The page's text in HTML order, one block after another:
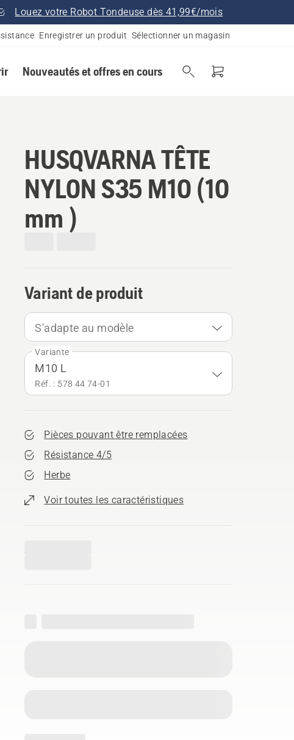
Louez votre Robot Tondeuse dès 41,99€/mois
Enregistrer un produit Sélectionner un magasin
Nouveautés et offres en cours
HUSQVARNA TÊTE
NYLON S35 M10 (10
mm )
Variant de produit
S'adapte au modèle
Variante
M10 L
Réf. : 578 44 74‑01
Pièces pouvant être remplacées
Résistance 4/5
Herbe
Voir toutes les caractéristiques